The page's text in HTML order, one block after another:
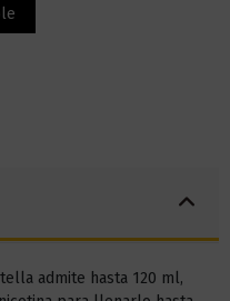
admite hasta 120 ml,